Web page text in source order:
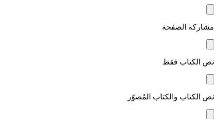
مشاركة الصفحة
نص الكتاب فقط
نص الكتاب والكتاب المُصوّر